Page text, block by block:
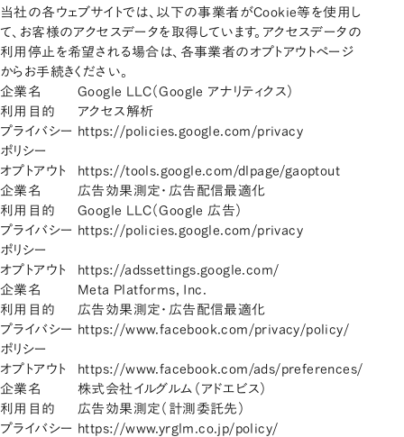
当社の各ウェブサイトでは、以下の事業者がCookie等を使用し
て、お客様のアクセスデータを取得しています。アクセスデータの
利用停止を希望される場合は、各事業者のオプトアウトページ
からお手続きください。
企業名
Google LLC（Google アナリティクス）
利用目的
アクセス解析
プライバシー
ポリシー
https://policies.google.com/privacy
オプトアウト
https://tools.google.com/dlpage/gaoptout
企業名
広告効果測定・広告配信最適化
利用目的
Google LLC（Google 広告）
プライバシー
ポリシー
https://policies.google.com/privacy
オプトアウト
https://adssettings.google.com/
企業名
Meta Platforms, Inc.
利用目的
広告効果測定・広告配信最適化
プライバシー
ポリシー
https://www.facebook.com/privacy/policy/
オプトアウト
https://www.facebook.com/ads/preferences/
企業名
株式会社イルグルム（アドエビス）
利用目的
広告効果測定（計測委託先）
プライバシー https://www.yrglm.co.jp/policy/